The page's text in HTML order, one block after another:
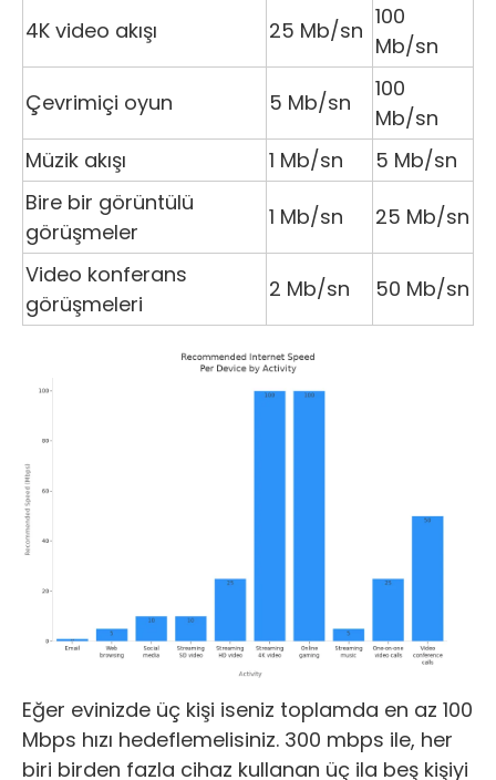
4K video akışı 25 Mb/sn
100
Mb/sn
Çevrimiçi oyun 5 Mb/sn
100
Mb/sn
Müzik akışı
1 Mb/sn
5 Mb/sn
Bire bir görüntülü
görüşmeler
1 Mb/sn 25 Mb/sn
Video konferans
görüşmeleri
2 Mb/sn 50 Mb/sn
Eğer evinizde üç kişi iseniz toplamda en az 100
Mbps hızı hedeflemelisiniz. 300 mbps ile, her
biri birden fazla cihaz kullanan üç ila beş kişiyi